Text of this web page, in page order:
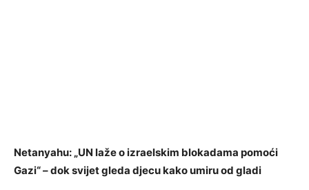
Netanyahu: „UN laže o izraelskim blokadama pomoći
Gazi“ – dok svijet gleda djecu kako umiru od gladi